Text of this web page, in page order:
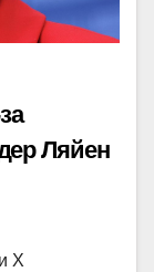
Ляйен
X